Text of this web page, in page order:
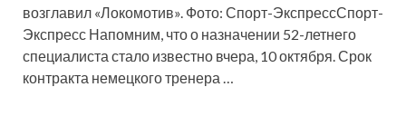
возглавил «Локомотив». Фото: Спорт-ЭкспрессСпорт-
Экспресс Напомним, что о назначении 52-летнего
специалиста стало известно вчера, 10 октября. Срок
контракта немецкого тренера …